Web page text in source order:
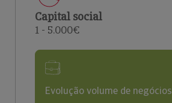
Capital social
1 - 5.000€
Evolução volume de negócios